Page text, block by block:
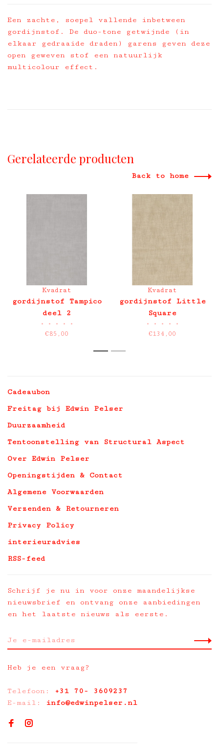
Een zachte, soepel vallende inbetween
gordijnstof. De duo-tone getwijnde (in
elkaar gedraaide draden) garens geven deze
open geweven stof een natuurlijk
multicolour effect.
Gerelateerde producten
Back to home
Kvadrat
gordijnstof Tampico
deel 2
• • • • •
€85,00
Kvadrat
gordijnstof Little
Square
• • • • •
€134,00
1 2
Cadeaubon
Freitag bij Edwin Pelser
Duurzaamheid
Tentoonstelling van Structural Aspect
Over Edwin Pelser
Openingstijden & Contact
Algemene Voorwaarden
Verzenden & Retourneren
Privacy Policy
interieuradvies
RSS-feed
Schrijf je nu in voor onze maandelijkse
nieuwsbrief en ontvang onze aanbiedingen
en het laatste nieuws als eerste.
Heb je een vraag?
Telefoon: +31 70- 3609237
E-mail:
info@edwinpelser.nl